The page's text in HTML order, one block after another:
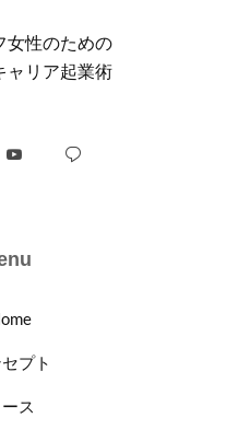
⼥性のための
ャリア起業術
プト
ス